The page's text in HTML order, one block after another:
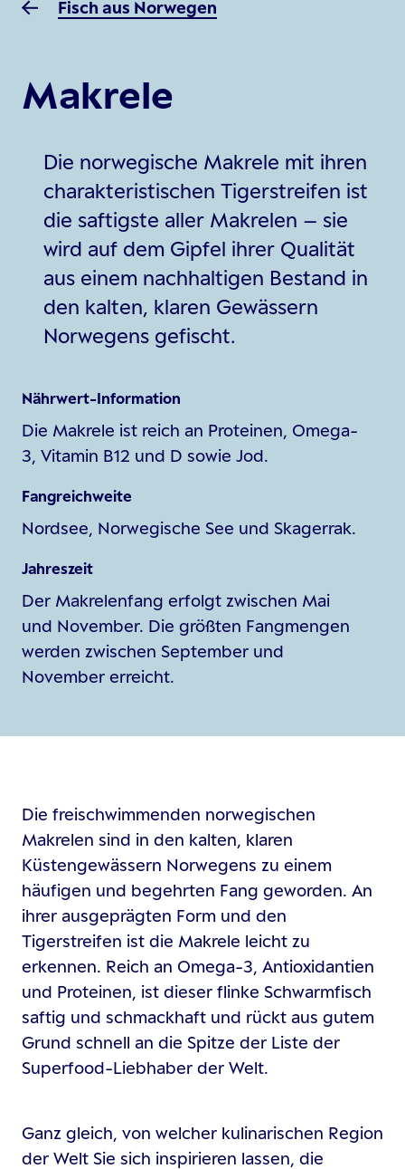
Fisch aus Norwegen
Makrele
Die norwegische Makrele mit ihren
charakteristischen Tigerstreifen ist
die saftigste aller Makrelen – sie
wird auf dem Gipfel ihrer Qualität
aus einem nachhaltigen Bestand in
den kalten, klaren Gewässern
Norwegens gefischt.
Nährwert-Information
Die Makrele ist reich an Proteinen, Omega-
3, Vitamin B12 und D sowie Jod.
Fangreichweite
Nordsee, Norwegische See und Skagerrak.
Jahreszeit
Der Makrelenfang erfolgt zwischen Mai
und November. Die größten Fangmengen
werden zwischen September und
November erreicht.
Die freischwimmenden norwegischen
Makrelen sind in den kalten, klaren
Küstengewässern Norwegens zu einem
häufigen und begehrten Fang geworden. An
ihrer ausgeprägten Form und den
Tigerstreifen ist die Makrele leicht zu
erkennen. Reich an Omega-3, Antioxidantien
und Proteinen, ist dieser flinke Schwarmfisch
saftig und schmackhaft und rückt aus gutem
Grund schnell an die Spitze der Liste der
Superfood-Liebhaber der Welt.
Ganz gleich, von welcher kulinarischen Region
der Welt Sie sich inspirieren lassen, die